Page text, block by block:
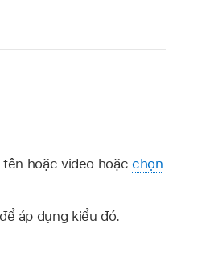
hoặc video hoặc chọn
áp dụng kiểu đó.